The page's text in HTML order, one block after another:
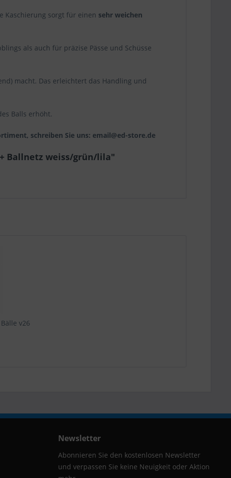
Kaschierung sorgt für einen sehr weichen
als auch für präzise Pässe und Schüsse
macht. Das erleichtert das Handling und
Balls erhöht.
schreiben Sie uns: email@ed-store.de
Ballnetz weiss/grün/lila"
v26
Newsletter
Abonnieren Sie den kostenlosen Newsletter
und verpassen Sie keine Neuigkeit oder Aktion